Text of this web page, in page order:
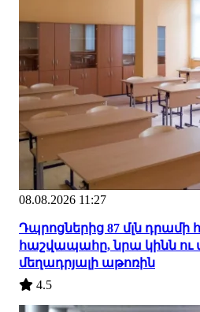
08.08.2026 11:27
Դպրոցներից 87 մլն դրամի
հաշվապահը, նրա կինն ու
մեղադրյալի աթոռին
4.5